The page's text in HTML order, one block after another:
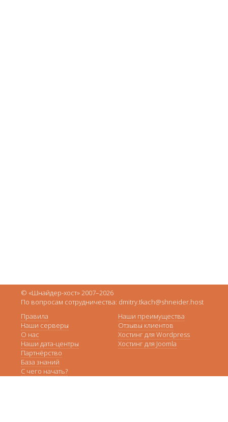
© «Шнайдер-хост» 2007–2026
По вопросам сотрудничества: dmitry.tkach@shneider.host
Правила
Наши серверы
О нас
Наши дата-центры
Партнёрство
База знаний
С чего начать?
Наши преимущества
Отзывы клиентов
Хостинг для Wordpress
Хостинг для Joomla